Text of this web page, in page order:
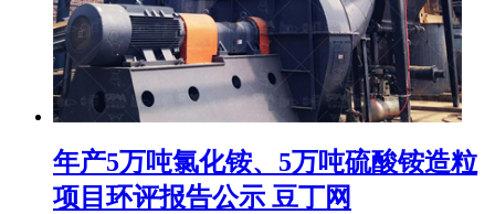
年产5万吨氯化铵、5万吨硫酸铵造粒
项目环评报告公示 豆丁网